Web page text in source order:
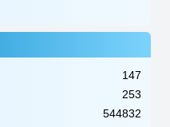
147
253
544832